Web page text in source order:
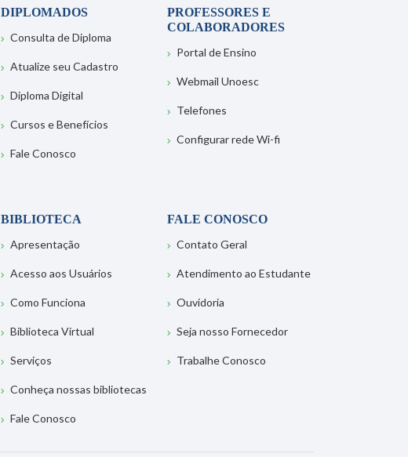
DIPLOMADOS
Consulta de Diploma
Atualize seu Cadastro
Diploma Digital
Cursos e Benefícios
Fale Conosco
PROFESSORES E
COLABORADORES
Portal de Ensino
Webmail Unoesc
Telefones
Configurar rede Wi-fi
BIBLIOTECA
Apresentação
Acesso aos Usuários
Como Funciona
Biblioteca Virtual
Serviços
Conheça nossas bibliotecas
Fale Conosco
FALE CONOSCO
Contato Geral
Atendimento ao Estudante
Ouvidoria
Seja nosso Fornecedor
Trabalhe Conosco